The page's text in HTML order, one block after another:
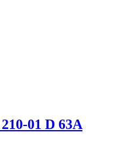
01 D 63А